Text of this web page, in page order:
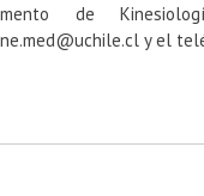
de
y el